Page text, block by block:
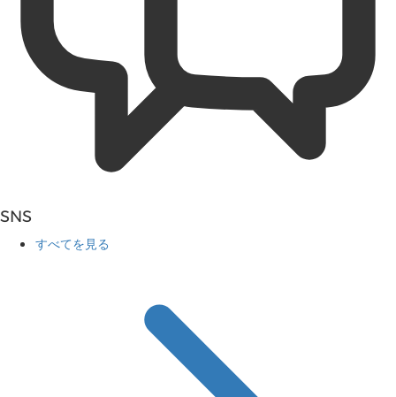
SNS
すべてを見る